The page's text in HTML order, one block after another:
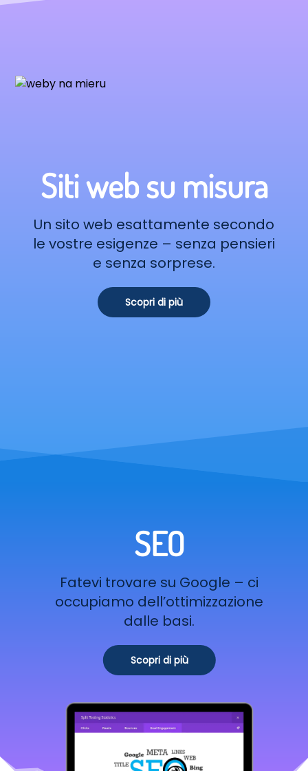
Siti web su misura
Un sito web esattamente secondo
le vostre esigenze – senza pensieri
e senza sorprese.
Scopri di più
SEO
Fatevi trovare su Google – ci
occupiamo dell’ottimizzazione
dalle basi.
Scopri di più